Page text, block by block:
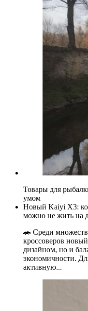
Товары для
умом
Новый Kaiyi X3:
можно не жить на
🚗 Среди
кроссоверов
дизайном, но и
экономичности.
активную...